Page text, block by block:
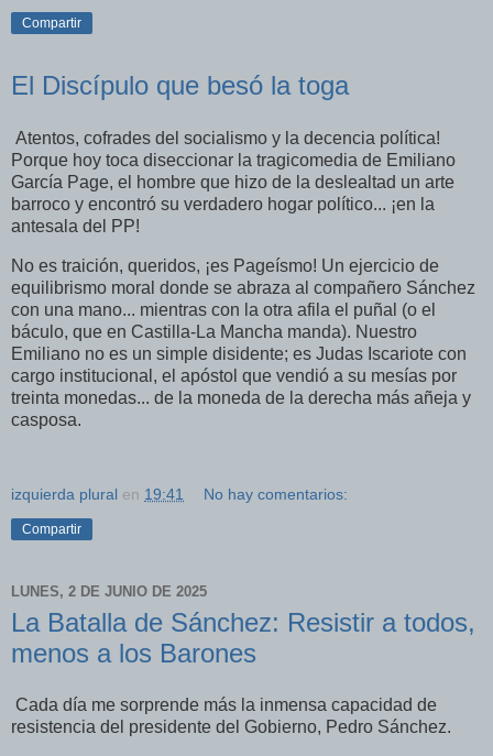
Compartir
El Discípulo que besó la toga
Atentos, cofrades del socialismo y la decencia política!
Porque hoy toca diseccionar la tragicomedia de Emiliano
García Page, el hombre que hizo de la deslealtad un arte
barroco y encontró su verdadero hogar político... ¡en la
antesala del PP!
No es traición, queridos, ¡es Pageísmo! Un ejercicio de
equilibrismo moral donde se abraza al compañero Sánchez
con una mano... mientras con la otra afila el puñal (o el
báculo, que en Castilla-La Mancha manda). Nuestro
Emiliano no es un simple disidente; es Judas Iscariote con
cargo institucional, el apóstol que vendió a su mesías por
treinta monedas... de la moneda de la derecha más añeja y
casposa.
izquierda plural en 19:41 No hay comentarios:
Compartir
LUNES, 2 DE JUNIO DE 2025
La Batalla de Sánchez: Resistir a todos,
menos a los Barones
Cada día me sorprende más la inmensa capacidad de
resistencia del presidente del Gobierno, Pedro Sánchez.